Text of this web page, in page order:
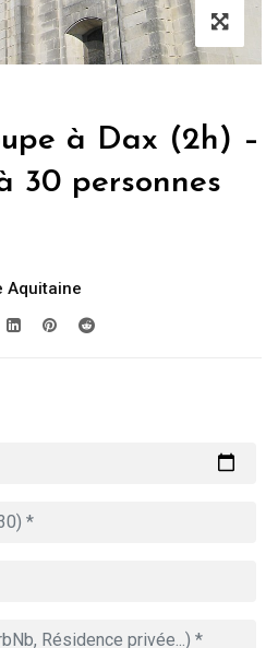
à Dax (2h) –
30 personnes
Aquitaine